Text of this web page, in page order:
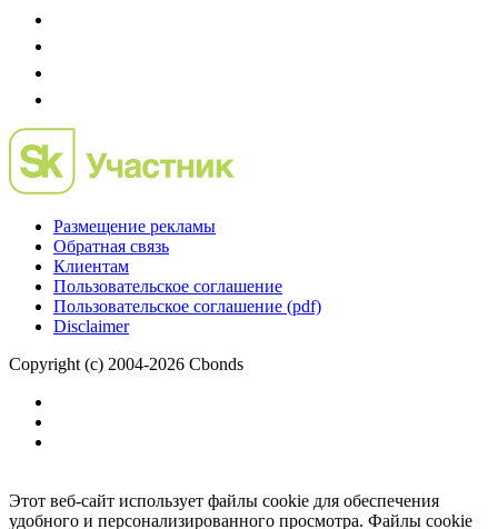
Размещение рекламы
Обратная связь
Клиентам
Пользовательское соглашение
Пользовательское соглашение (pdf)
Disclaimer
Copyright (c) 2004-2026 Cbonds
Этот веб-сайт использует файлы cookie для обеспечения
удобного и персонализированного просмотра. Файлы cookie